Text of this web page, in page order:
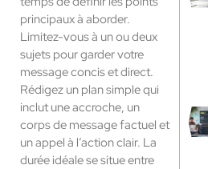
principaux à aborder.
Limitez-vous à un ou deux
sujets pour garder votre
message concis et direct.
Rédigez un plan simple qui
inclut une accroche, un
corps de message factuel et
un appel à l’action clair. La
durée idéale se situe entre